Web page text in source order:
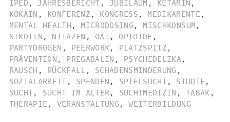
IPED , JAHRESBERICHT , JUBILÄUM , KETAMIN ,
KOKAIN , KONFERENZ , KONGRESS , MEDIKAMENTE ,
MENTAL HEALTH , MICRODOSING, MISCHKONSUM ,
NIKOTIN , NITAZEN , OAT, OPIOIDE ,
PARTYDROGEN , PEERWORK, PLATZSPITZ ,
PRÄVENTION , PREGABALIN , PSYCHEDELIKA,
RAUSCH , RÜCKFALL , SCHADENSMINDERUNG ,
SOZIALARBEIT , SPENDEN , SPIELSUCHT, STUDIE ,
SUCHT, SUCHT IM ALTER, SUCHTMEDIZIN , TABAK ,
THERAPIE , VERANSTALTUNG, WEITERBILDUNG